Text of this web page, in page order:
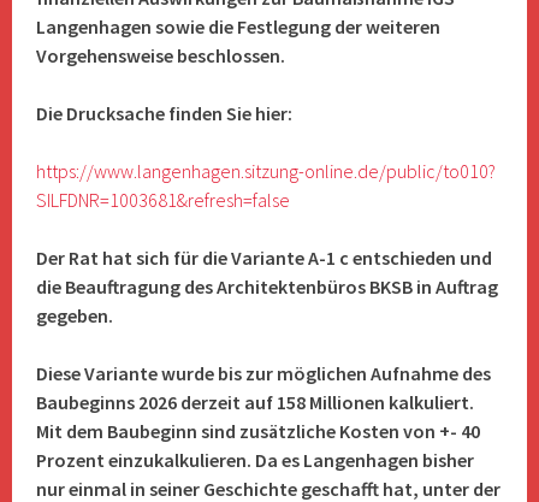
Langenhagen sowie die Festlegung der weiteren
Vorgehensweise beschlossen.
Die Drucksache finden Sie hier:
https://www.langenhagen.sitzung-online.de/public/to010?
SILFDNR=1003681&refresh=false
Der Rat hat sich für die Variante A-1 c entschieden und
die Beauftragung des Architektenbüros BKSB in Auftrag
gegeben.
Diese Variante wurde bis zur möglichen Aufnahme des
Baubeginns 2026 derzeit auf 158 Millionen kalkuliert.
Mit dem Baubeginn sind zusätzliche Kosten von +- 40
Prozent einzukalkulieren. Da es Langenhagen bisher
nur einmal in seiner Geschichte geschafft hat, unter der